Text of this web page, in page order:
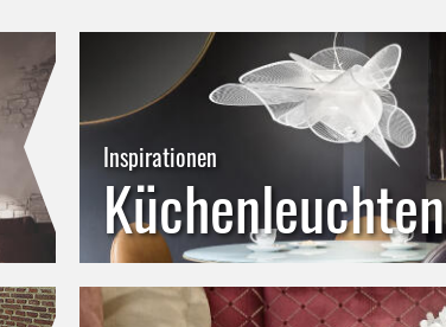
Inspirationen
Küchenleuchten